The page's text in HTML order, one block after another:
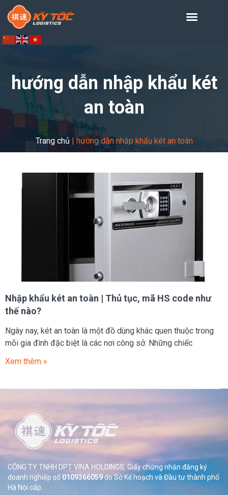
hướng dẫn nhập khẩu két
an toàn
Trang chủ |hướng dẫn nhập khẩu két an toàn
Nhập khẩu két an toàn | Thủ tục, mã HS code như
thế nào?
Ngày nay, két an toàn là một đồ dùng khác quen thuộc trong
mỗi gia đình đặc biệt là các nơi công sở. Những chiếc
Xem thêm »
CÔNG TY TNHH DPT VINA HOLDINGS. Giấy chứng nhận đăng ký
doanh nghiệp số 0109366059do SởKế hoạch và Đầu tư thành phố
Hà Nội cấp.